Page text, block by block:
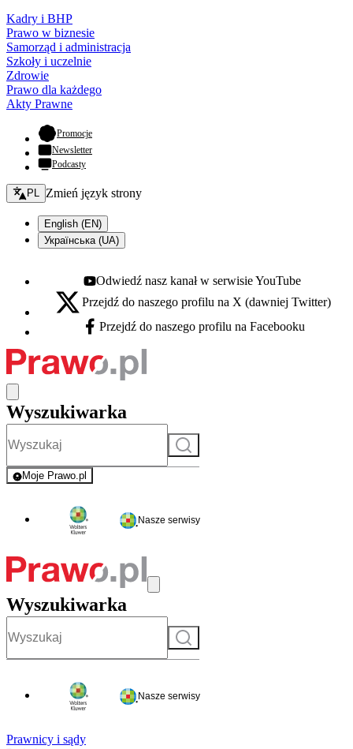
Kadry i BHP
Prawo w biznesie
Samorząd i administracja
Szkoły i uczelnie
Zdrowie
Prawo dla każdego
Akty Prawne
Promocje- otwiera się w nowej karcie
Newsletter
Podcasty
Zmień język - bieżący:
PL Zmień język strony
English (EN)
Українська (UA)
Youtube - otwiera się w nowej karcie
Odwiedź nasz kanał w serwisie YouTube
X - otwiera się w nowej karcie
Przejdź do naszego profilu na X (dawniej Twitter)
Facebook - otwiera się w nowej karcie
Przejdź do naszego profilu na Facebooku
Wyszukiwarka
Szukaj
Moje Prawo.pl
- rejestracja i logowanie do serwisu
Nasze serwisy
Wyszukiwarka
Szukaj
Nasze serwisy
Prawnicy i sądy